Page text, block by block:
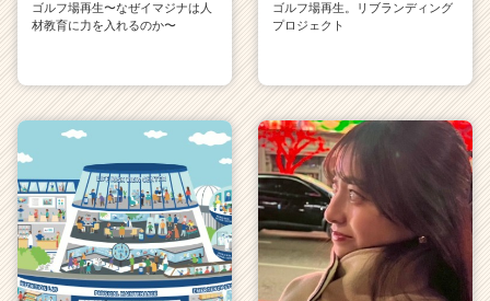
ゴルフ場再生〜なぜイマジナは人
材教育に力を入れるのか〜
ゴルフ場再生。リブランディング
プロジェクト